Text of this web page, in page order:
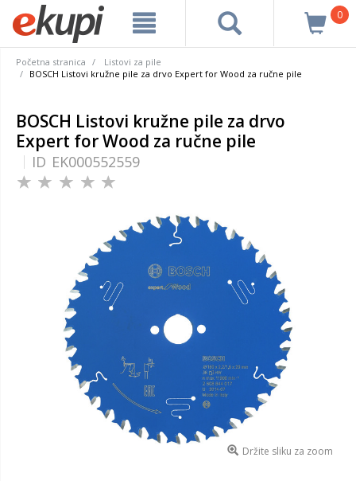
0
Početna stranica
Listovi za pile
BOSCH Listovi kružne pile za drvo Expert for Wood za ručne pile
BOSCH Listovi kružne pile za drvo
Expert for Wood za ručne pile
ID EK000552559
Držite sliku za zoom